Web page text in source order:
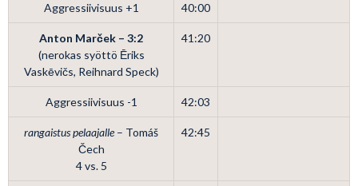
Aggressiivisuus +1 40:00
Anton Marček – 3:2
(nerokas syöttö Ēriks
Vaskēvičs, Reihnard Speck)
41:20
Aggressiivisuus -1 42:03
rangaistus pelaajalle– Tomáš
Čech
4 vs. 5
42:45